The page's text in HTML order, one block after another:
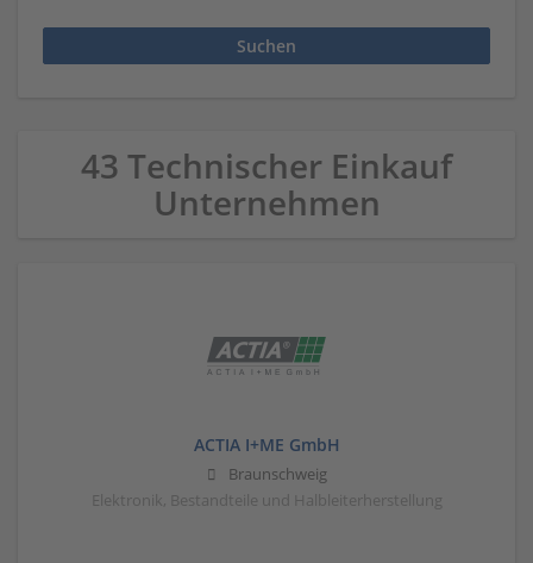
43 Technischer Einkauf
Unternehmen
ACTIA I+ME GmbH
Braunschweig
Elektronik, Bestandteile und Halbleiterherstellung